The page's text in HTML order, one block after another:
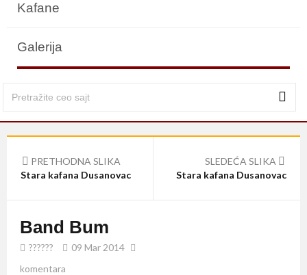
Kafane
Galerija
PRETHODNA SLIKA
Stara kafana Dusanovac
SLEDEĆA SLIKA
Stara kafana Dusanovac
Band Bum
??????
09 Mar 2014
komentara